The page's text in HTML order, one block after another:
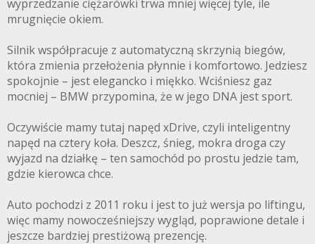
wyprzedzanie ciężarówki trwa mniej więcej tyle, ile
mrugnięcie okiem.
Silnik współpracuje z automatyczną skrzynią biegów,
która zmienia przełożenia płynnie i komfortowo. Jedziesz
spokojnie – jest elegancko i miękko. Wciśniesz gaz
mocniej – BMW przypomina, że w jego DNA jest sport.
Oczywiście mamy tutaj napęd xDrive, czyli inteligentny
napęd na cztery koła. Deszcz, śnieg, mokra droga czy
wyjazd na działkę – ten samochód po prostu jedzie tam,
gdzie kierowca chce.
Auto pochodzi z 2011 roku i jest to już wersja po liftingu,
więc mamy nowocześniejszy wygląd, poprawione detale i
jeszcze bardziej prestiżową prezencję.